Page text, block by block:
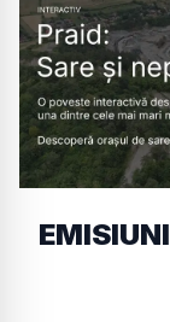
EMISIUNI